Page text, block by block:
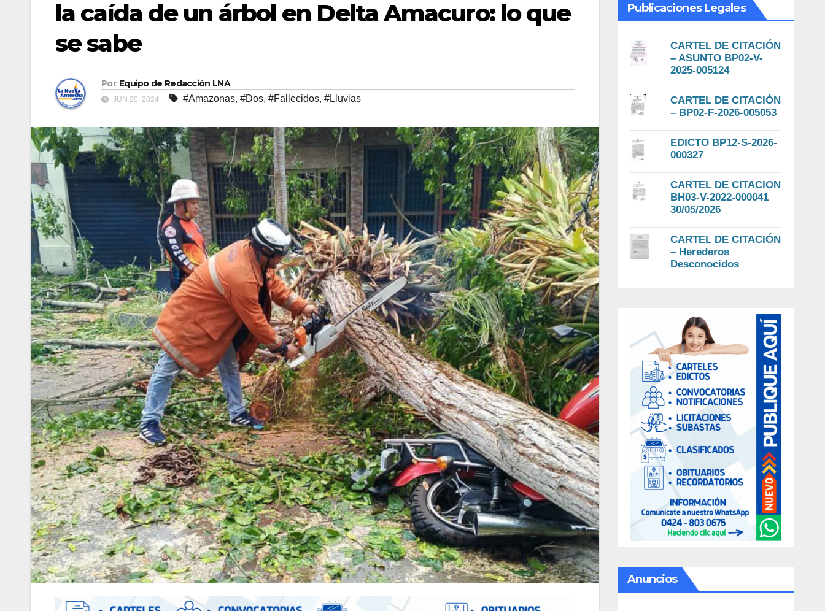
la caída de un árbol en Delta Amacuro: lo que
se sabe
Por Equipo de Redacción LNA
JUN 20, 2024 #Amazonas, #Dos, #Fallecidos, #Lluvias
Publicaciones Legales
CARTEL DE CITACIÓN
– ASUNTO BP02-V-
2025-005124
CARTEL DE CITACIÓN
– BP02-F-2026-005053
EDICTO BP12-S-2026-
000327
CARTEL DE CITACION
BH03-V-2022-000041
30/05/2026
CARTEL DE CITACIÓN
– Herederos
Desconocidos
Anuncios